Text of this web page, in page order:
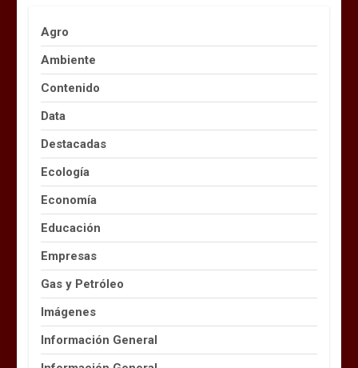
Agro
Ambiente
Contenido
Data
Destacadas
Ecología
Economía
Educación
Empresas
Gas y Petróleo
Imágenes
Información General